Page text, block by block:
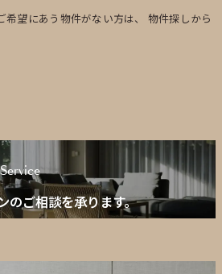
希望にあう物件がない方は、 物件探しから
のご相談を承ります。